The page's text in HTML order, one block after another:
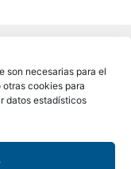
son necesarias para el
cookies para
datos estadísticos